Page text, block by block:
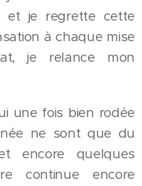
et je regrette cette
à chaque mise
je relance mon
une fois bien rodée
ne sont que du
encore quelques
continue encore